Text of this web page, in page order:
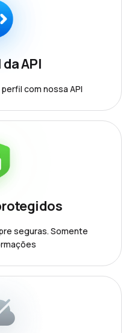
API
com nossa API
seguras. Somente